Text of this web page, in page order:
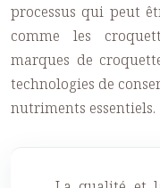
processus qui peut
comme les
marques de
technologies de
nutriments essentiels.